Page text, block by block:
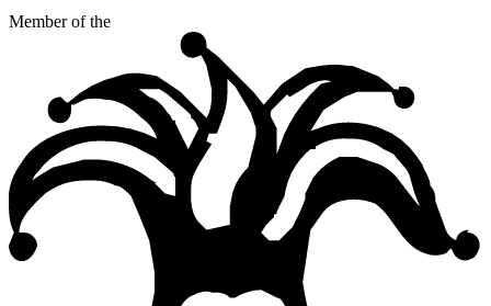
Member of the